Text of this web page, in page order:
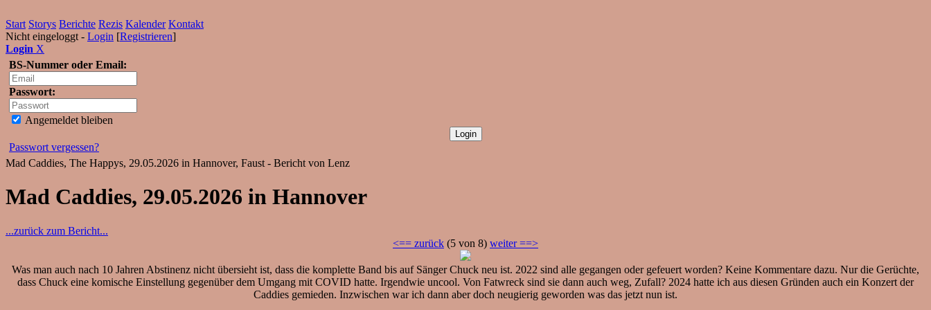
Start Storys Berichte Rezis Kalender Kontakt
Nicht eingeloggt - Login [Registrieren]
Login X
BS-Nummer oder Email:
Passwort:
Angemeldet bleiben
Passwort vergessen?
Mad Caddies, The Happys, 29.05.2026 in Hannover, Faust - Bericht von Lenz
Mad Caddies, 29.05.2026 in Hannover
...zurück zum Bericht...
<== zurück (5 von 8) weiter ==>
Was man auch nach 10 Jahren Abstinenz nicht übersieht ist, dass die komplette Band bis auf Sänger Chuck neu ist. 2022 sind alle gegangen oder gefeuert worden? Keine Kommentare dazu. Nur die Gerüchte,
dass Chuck eine komische Einstellung gegenüber dem Umgang mit COVID hatte. Irgendwie uncool. Von Fatwreck sind sie dann auch weg, Zufall? 2024 hatte ich aus diesen Gründen auch ein Konzert der
Caddies gemieden. Inzwischen war ich dann aber doch neugierig geworden was das jetzt nun ist.